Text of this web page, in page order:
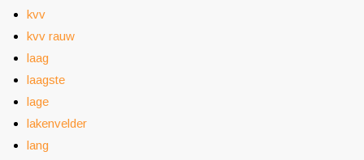
kvv
kvv rauw
laag
laagste
lage
lakenvelder
lang